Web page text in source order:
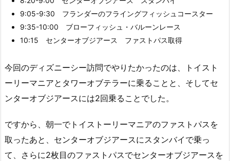
9:05-9:30 フランダーのフライングフィッシュコースター
9:35-10:00 ブローフィッシュ・バルーンレース
10:15 センターオブジアース ファストパス取得
今回のディズニーシー訪問でやりたかったのは、トイスト
ーリーマニアとタワーオブテラーに乗ることと、そしてセ
ンターオブジアースには2回乗ることでした。
ですから、朝一でトイストーリーマニアのファストパスを
取ったあと、センターオブジアースにスタンバイで乗っ
て、さらに2枚目のファストパスでセンターオブジアースを